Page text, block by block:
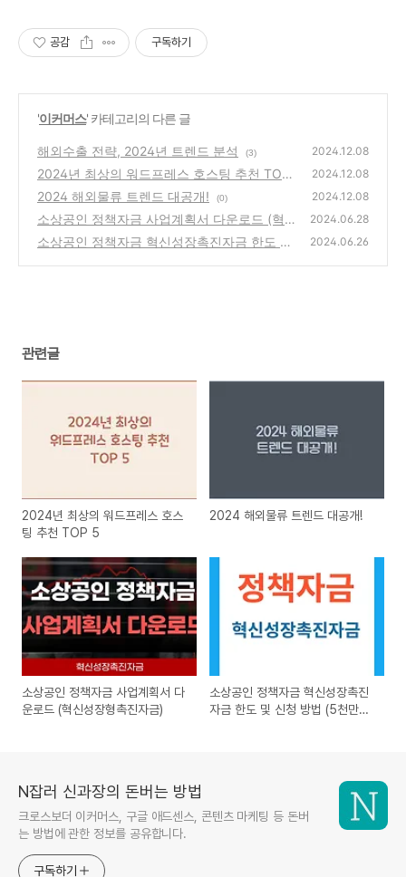
공감 구독하기
'이커머스' 카테고리의 다른 글
해외수출 전략, 2024년 트렌드 분석 (3) 2024.12.08
2024년 최상의 워드프레스 호스팅 추천 TOP
5
(0)
2024.12.08
2024 해외물류 트렌드 대공개! (0) 2024.12.08
소상공인 정책자금 사업계획서 다운로드 (혁
신성장형촉진자금)
(0)
2024.06.28
소상공인 정책자금 혁신성장촉진자금 한도 및
2024.06.26
관련글
2024년 최상의 워드프레스 호스
팅 추천 TOP 5
2024 해외물류 트렌드 대공개!
소상공인 정책자금 사업계획서 다
운로드 (혁신성장형촉진자금)
소상공인 정책자금 혁신성장촉진
자금 한도 및 신청 방법 (5천만원
N잡러 신과장의 돈버는 방법
크로스보더 이커머스, 구글 애드센스, 콘텐츠 마케팅 등 돈버
는 방법에 관한 정보를 공유합니다.
구독하기